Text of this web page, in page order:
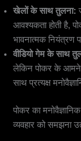
खेलों के साथ तुलना:
आवश्यकता होती है,
भावनात्मक नियंत्रण
वीडियो गेम के साथ
लेकिन पोकर के आमने-
साथ प्रत्यक्ष
पोकर का
व्यवहार को समझना